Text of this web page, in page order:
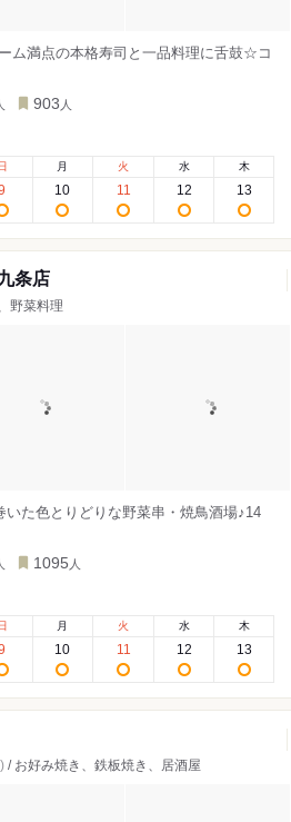
ム満点の本格寿司と一品料理に舌鼓☆コ
903 人
日 月
10
火
11
水
12
木
13
条店
野菜料理
た色とりどりな野菜串・焼鳥酒場♪14
1095 人
日 月
10
火
11
水
12
木
13
/ お好み焼き、鉄板焼き、居酒屋